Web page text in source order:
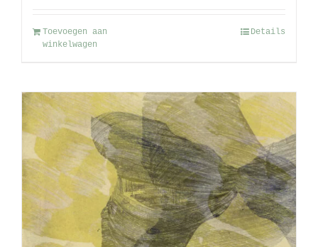
Toevoegen aan
winkelwagen
Details